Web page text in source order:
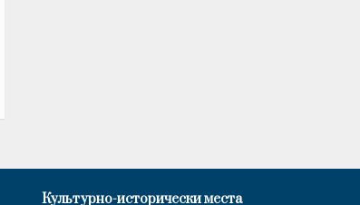
Культурно-исторически места